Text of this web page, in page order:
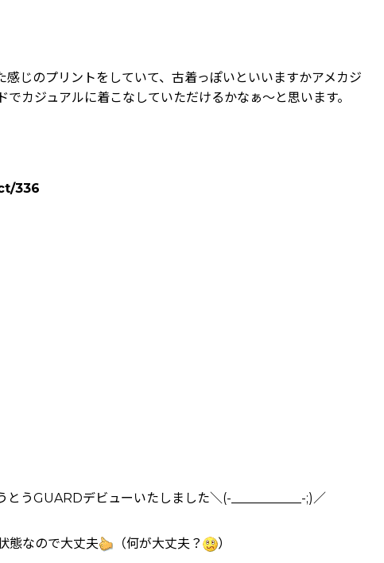
じのプリントをしていて、古着っぽいといいますかアメカジ
カジュアルに着こなしていただけるかなぁ～と思います。
336
とうGUARDデビューいたしました＼(-___________-;)／
態なので大丈夫 （何が大丈夫？ ）